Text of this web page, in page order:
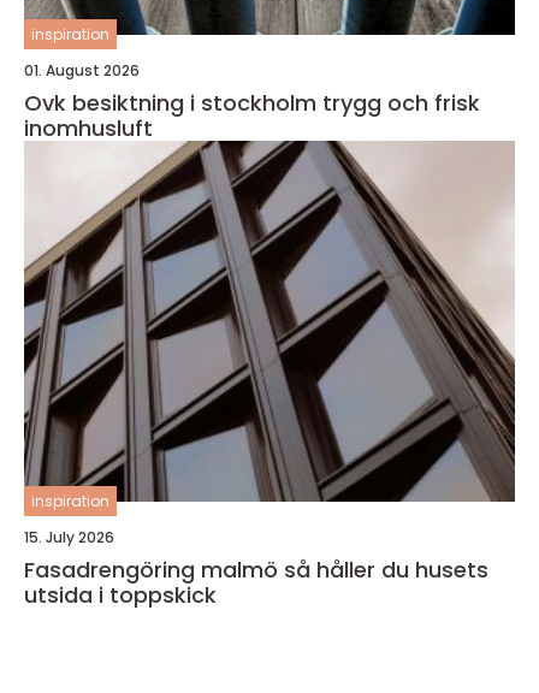
inspiration
01. August 2026
Ovk besiktning i stockholm trygg och frisk
inomhusluft
inspiration
15. July 2026
Fasadrengöring malmö så håller du husets
utsida i toppskick